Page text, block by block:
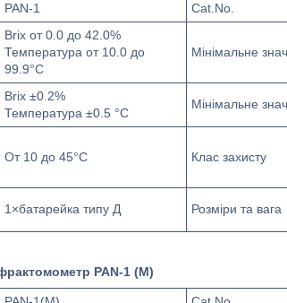
PAN-1 Cat.No.
Brix от 0.0 до 42.0%
Температура от 10.0 до
99.9°C
Мінімальне
Brix ±0.2%
Температура ±0.5 °C
Мінімальне
От 10 до 45°C Клас захисту
1×батарейка типу Д Розміри та вага
PAN-1 (M)